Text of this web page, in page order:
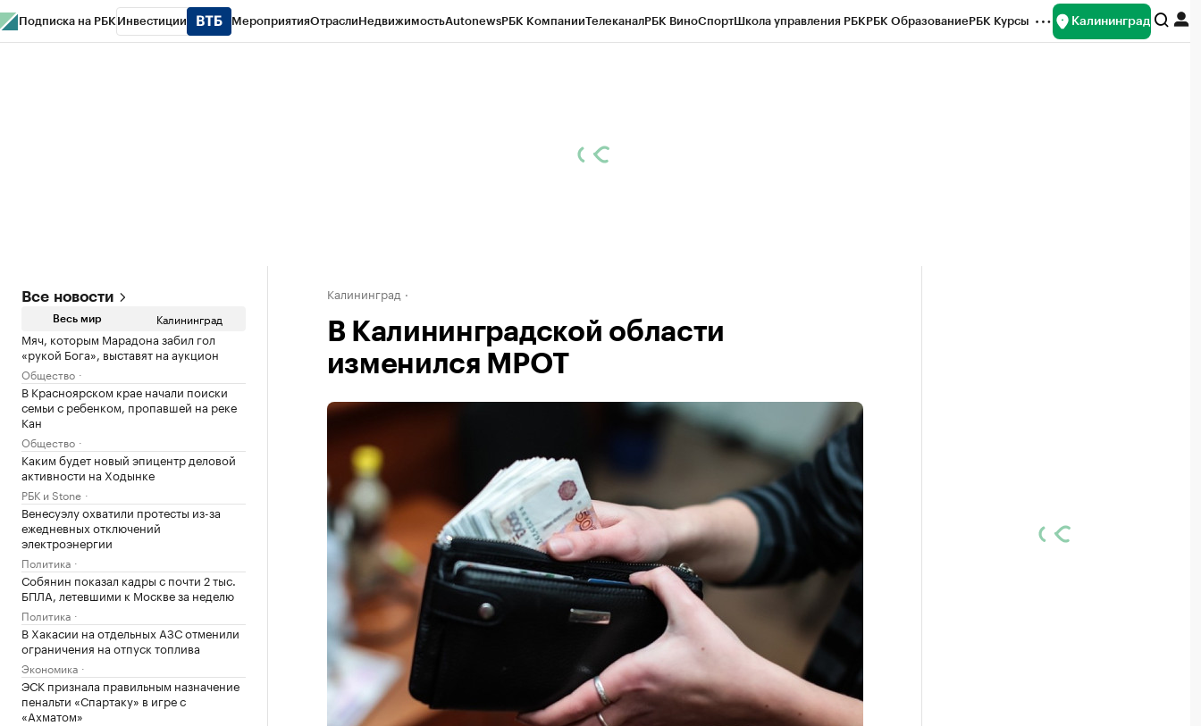
Подписка на РБК Инвестиции МероприятияОтраслиНедвижимостьAutonewsРБК КомпанииТелеканалРБК ВиноСпортШкола управления РБКРБК ОбразованиеРБК Курсы Калининград
Все новости
Весь мир Калининград
Мяч, которым Марадона забил гол
«рукой Бога», выставят на аукцион
Общество
В Красноярском крае начали поиски
семьи с ребенком, пропавшей на реке
Кан
Общество
Каким будет новый эпицентр деловой
активности на Ходынке
РБК и Stone
Венесуэлу охватили протесты из-за
ежедневных отключений
электроэнергии
Политика
Собянин показал кадры с почти 2 тыс.
БПЛА, летевшими к Москве за неделю
Политика
В Хакасии на отдельных АЗС отменили
ограничения на отпуск топлива
Экономика
ЭСК признала правильным назначение
пенальти «Спартаку» в игре с
«Ахматом»
Калининград
В Калининградской области
изменился МРОТ